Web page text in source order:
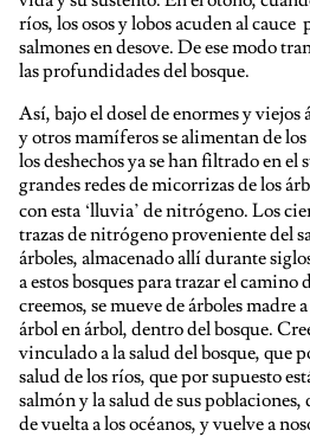
ríos, los osos y lobos acuden al cauce
salmones en desove. De ese modo
las profundidades del bosque.
Así, bajo el dosel de enormes y viejos
y otros mamíferos se alimentan de
los deshechos ya se han filtrado en el
grandes redes de micorrizas de los
con esta ‘lluvia’ de nitrógeno. Los
trazas de nitrógeno proveniente del
árboles, almacenado allí durante
a estos bosques para trazar el
creemos, se mueve de árboles madre
árbol en árbol, dentro del bosque.
vinculado a la salud del bosque, que
salud de los ríos, que por supuesto
salmón y la salud de sus
de vuelta a los océanos, y vuelve a